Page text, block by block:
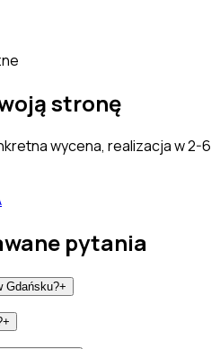
stronę
wycena, realizacja w 2-6
pytania
Gdańsku?+
+